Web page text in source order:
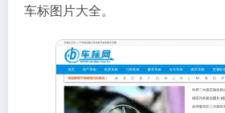
车标图片大全。